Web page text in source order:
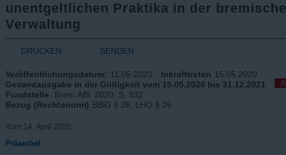
unentgeltlichen Praktika in der
Verwaltung
DRUCKEN SENDEN
Veröffentlichungsdatum: 11.05.2020 Inkrafttreten 15.05.2020
Gesamtausgabe in der Gültigkeit vom 15.05.2020 bis 31.12.2021
Fundstelle
Brem.ABl. 2020, S. 332
Bezug (Rechtsnorm) BBiG § 26, LHO § 26
Vom 14. April 2020
Präambel